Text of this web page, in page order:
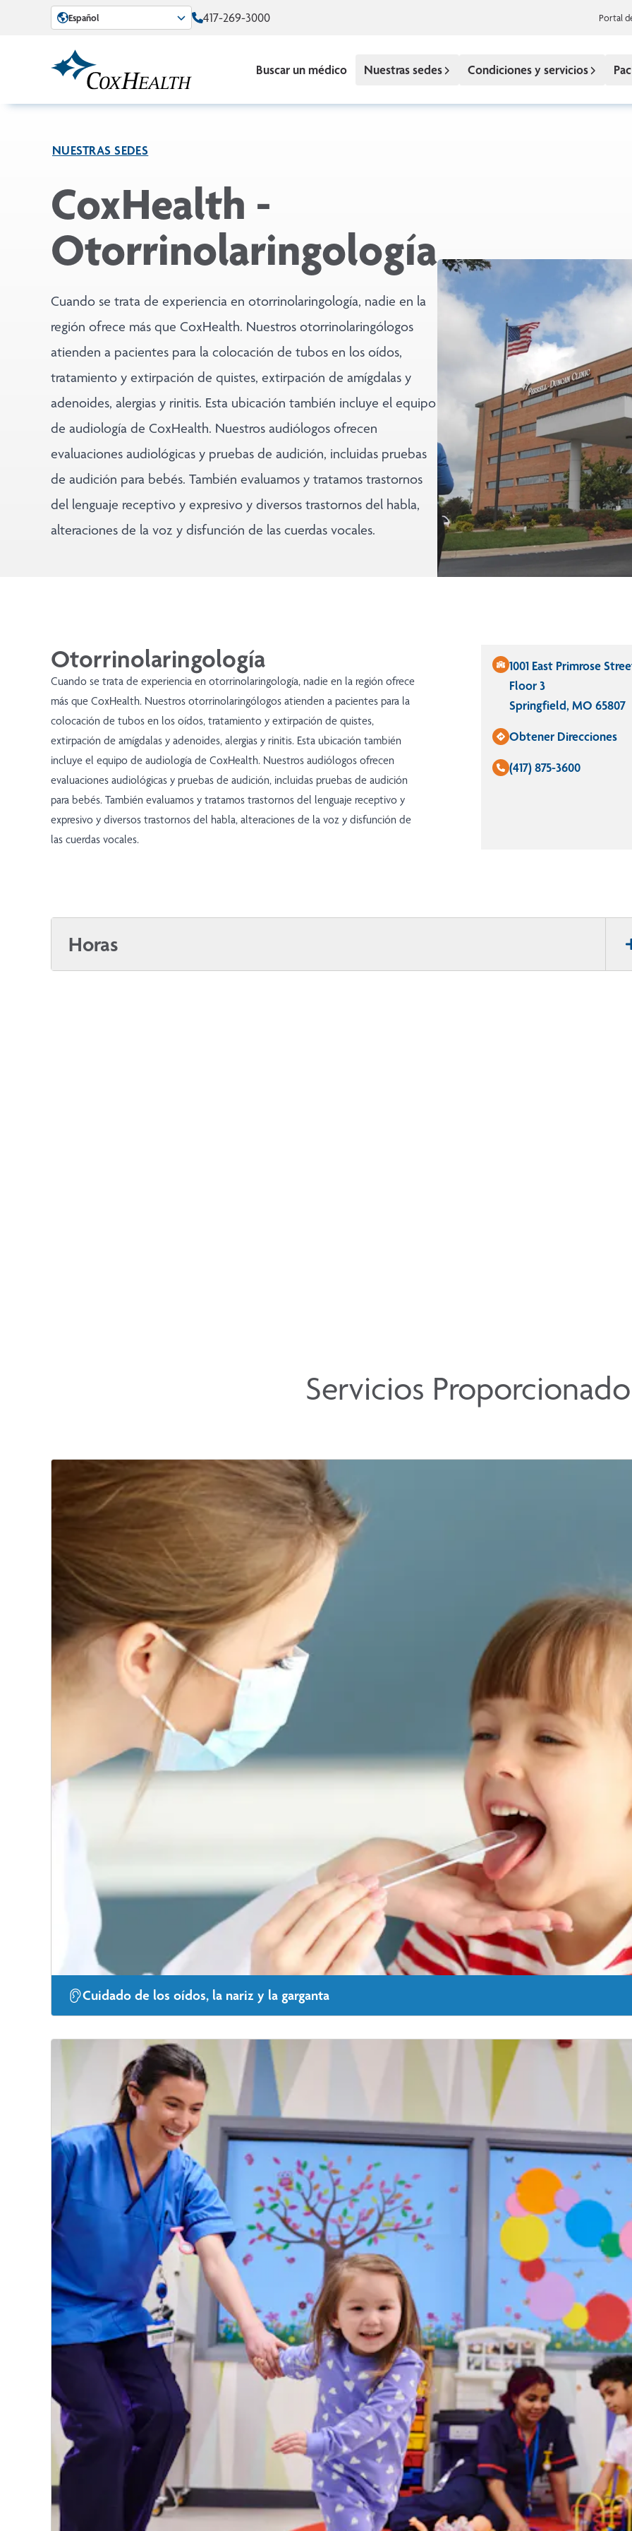
Skip to Main Content
Español 417-269-3000 Portal
Buscar un médico Nuestras sedes Condiciones y servicios
NUESTRAS SEDES
CoxHealth -
Otorrinolaringología
Cuando se trata de experiencia en otorrinolaringología, nadie en la
región ofrece más que CoxHealth. Nuestros otorrinolaringólogos
atienden a pacientes para la colocación de tubos en los oídos,
tratamiento y extirpación de quistes, extirpación de amígdalas y
adenoides, alergias y rinitis. Esta ubicación también incluye el equipo
de audiología de CoxHealth. Nuestros audiólogos ofrecen
evaluaciones audiológicas y pruebas de audición, incluidas pruebas
de audición para bebés. También evaluamos y tratamos trastornos
del lenguaje receptivo y expresivo y diversos trastornos del habla,
alteraciones de la voz y disfunción de las cuerdas vocales.
Otorrinolaringología
Cuando se trata de experiencia en otorrinolaringología, nadie en la región ofrece
más que CoxHealth. Nuestros otorrinolaringólogos atienden a pacientes para la
colocación de tubos en los oídos, tratamiento y extirpación de quistes,
extirpación de amígdalas y adenoides, alergias y rinitis. Esta ubicación también
incluye el equipo de audiología de CoxHealth. Nuestros audiólogos ofrecen
evaluaciones audiológicas y pruebas de audición, incluidas pruebas de audición
para bebés. También evaluamos y tratamos trastornos del lenguaje receptivo y
expresivo y diversos trastornos del habla, alteraciones de la voz y disfunción de
las cuerdas vocales.
1001 East Primrose
Floor 3
Springfield, MO 65807
Obtener Direcciones
(417) 875-3600
Horas
Servicios
Cuidado de los oídos, la nariz y la garganta